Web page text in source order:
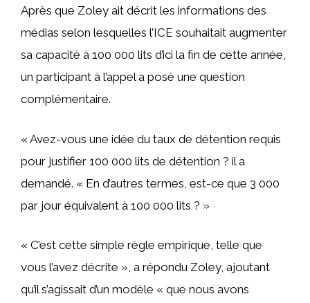
Après que Zoley ait décrit les informations des
médias selon lesquelles l’ICE souhaitait augmenter
sa capacité à 100 000 lits d’ici la fin de cette année,
un participant à l’appel a posé une question
complémentaire.
« Avez-vous une idée du taux de détention requis
pour justifier 100 000 lits de détention ? il a
demandé. « En d’autres termes, est-ce que 3 000
par jour équivalent à 100 000 lits ? »
« C’est cette simple règle empirique, telle que
vous l’avez décrite », a répondu Zoley, ajoutant
qu’il s’agissait d’un modèle « que nous avons